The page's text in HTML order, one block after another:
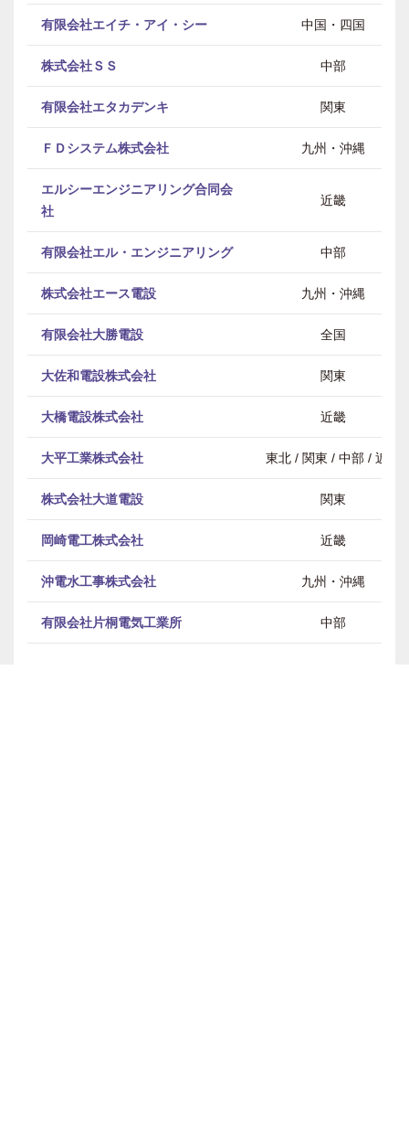
有限会社エイチ・アイ・シー 中国・四国
株式会社ＳＳ 中部
有限会社エタカデンキ 関東
ＦＤシステム株式会社 九州・沖縄
エルシーエンジニアリング合同会
社
近畿
有限会社エル・エンジニアリング 中部
株式会社エース電設 九州・沖縄
有限会社大勝電設 全国
大佐和電設株式会社 関東
大橋電設株式会社 近畿
大平工業株式会社 東北 / 関東 / 中部 / 近畿
株式会社大道電設 関東
岡崎電工株式会社 近畿
沖電水工事株式会社 九州・沖縄
有限会社片桐電気工業所 中部